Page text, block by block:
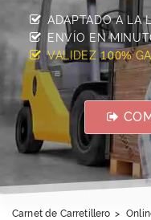
ADAPTADO A LA
ENVÍO EN
VALIDEZ100%
Carnet de Carretillero >